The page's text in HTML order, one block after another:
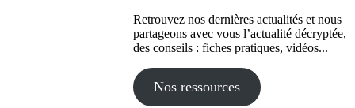
Retrouvez nos dernières actualités et nous
partageons avec vous l’actualité décryptée,
des conseils : fiches pratiques, vidéos...
Nos ressources